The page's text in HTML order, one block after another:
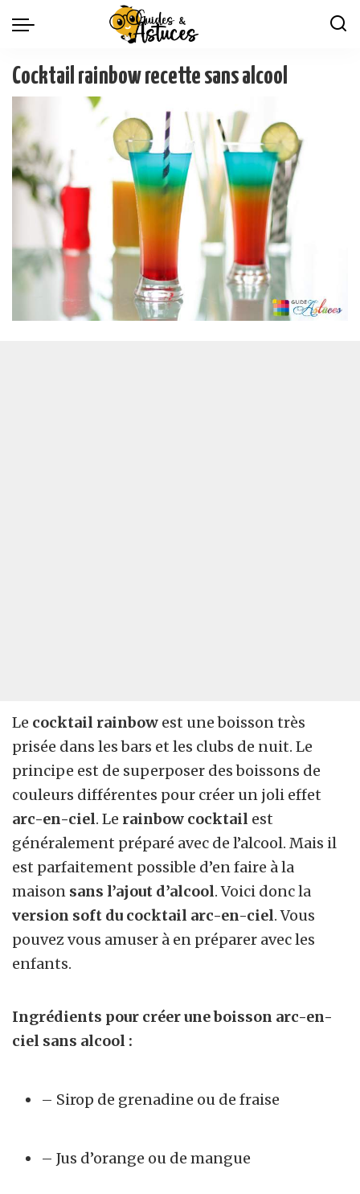
Cocktail rainbow recette sans alcool
Le cocktail rainbow est une boisson très
prisée dans les bars et les clubs de nuit. Le
principe est de superposer des boissons de
couleurs différentes pour créer un joli effet
arc-en-ciel. Le rainbow cocktail est
généralement préparé avec de l’alcool. Mais il
est parfaitement possible d’en faire à la
maison sans l’ajout d’alcool. Voici donc la
version soft du cocktail arc-en-ciel. Vous
pouvez vous amuser à en préparer avec les
enfants.
Ingrédients pour créer une boisson arc-en-
ciel sans alcool :
– Sirop de grenadine ou de fraise
– Jus d’orange ou de mangue